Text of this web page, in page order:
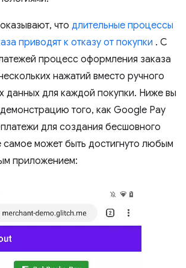
что длительные процессы
приводят к отказу от покупки . С
процесс оформления заказа
нажатий вместо ручного
данных для каждой покупки. Ниже вы
того, как Google Pay
для создания бесшовного
может быть достигнуто любым
приложением: